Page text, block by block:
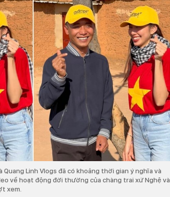
Linh Vlogs đã có khoảng thời gian ý nghĩa và
về hoạt động đời thường của chàng trai xứ Nghệ và
xem.